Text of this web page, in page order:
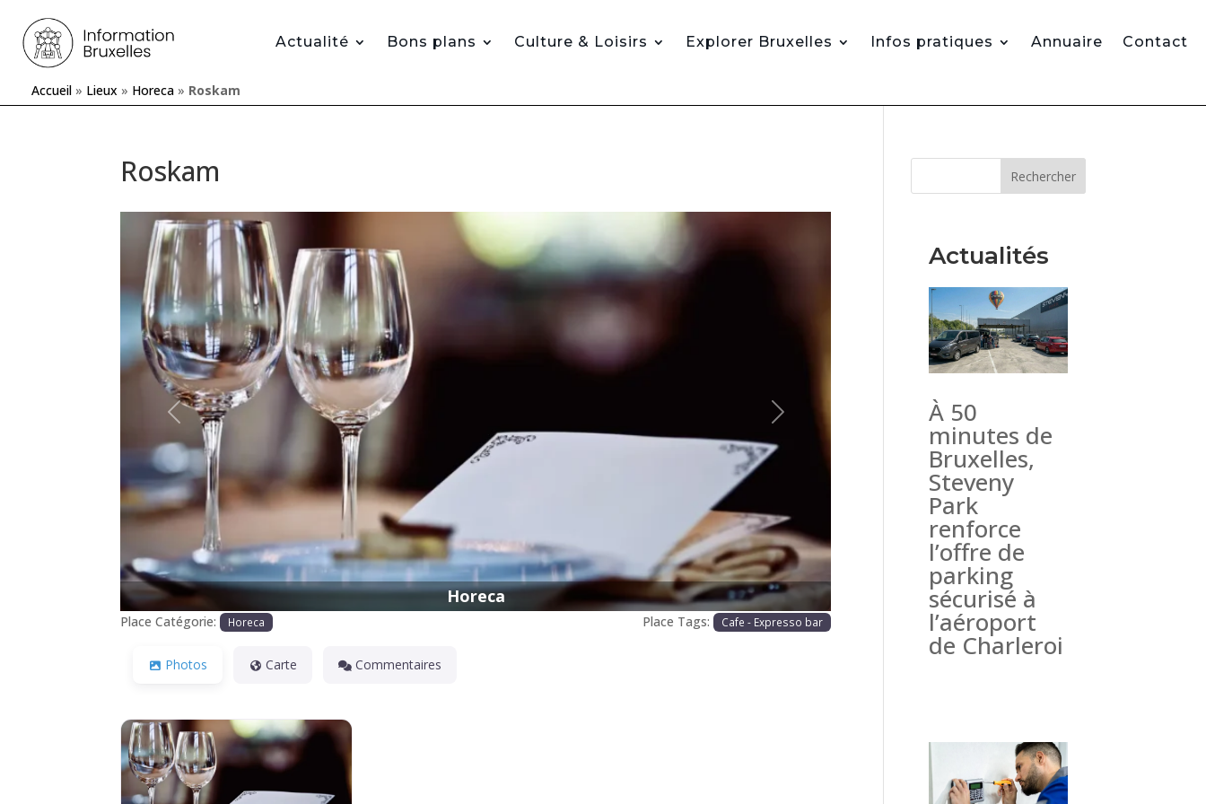
Actualité Bons plans Culture & Loisirs Explorer Bruxelles Infos pratiques Annuaire Contact
Accueil » Lieux » Horeca » Roskam
Roskam
Horeca
Précédente Prochaine
Place Catégorie: Horeca Place Tags: Cafe - Expresso bar
Photos Carte Commentaires
Rechercher
Actualités
À 50
minutes de
Bruxelles,
Steveny
Park
renforce
l’offre de
parking
sécurisé à
l’aéroport
de Charleroi